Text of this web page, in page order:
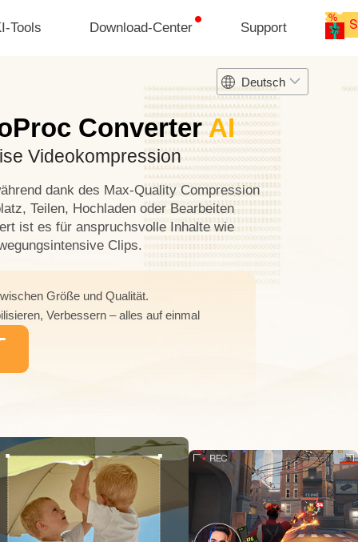
Tools Download-Center Support
Deutsch
ConverterAI
Videokompression
dank des Max-Quality Compression
Teilen, Hochladen oder Bearbeiten
ist es für anspruchsvolle Inhalte wie
Clips.
Größe und Qualität.
Verbessern – alles auf einmal